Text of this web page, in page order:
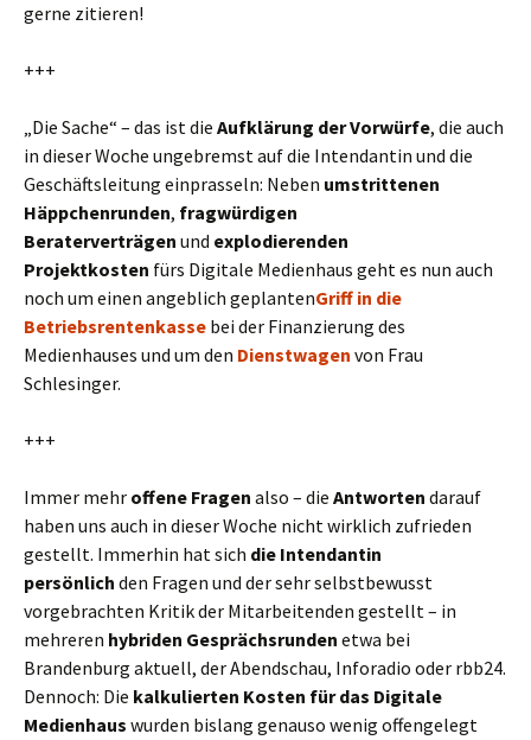
gerne zitieren!
+++
„Die Sache“ – das ist die Aufklärung der Vorwürfe, die auch
in dieser Woche ungebremst auf die Intendantin und die
Geschäftsleitung einprasseln: Neben umstrittenen
Häppchenrunden, fragwürdigen
Beraterverträgen und explodierenden
Projektkosten fürs Digitale Medienhaus geht es nun auch
noch um einen angeblich geplantenGriff in die
Betriebsrentenkasse bei der Finanzierung des
Medienhauses und um den Dienstwagen von Frau
Schlesinger.
+++
Immer mehr offene Fragen also – die Antworten darauf
haben uns auch in dieser Woche nicht wirklich zufrieden
gestellt. Immerhin hat sich die Intendantin
persönlich den Fragen und der sehr selbstbewusst
vorgebrachten Kritik der Mitarbeitenden gestellt – in
mehreren hybriden Gesprächsrunden etwa bei
Brandenburg aktuell, der Abendschau, Inforadio oder rbb24.
Dennoch: Die kalkulierten Kosten für das Digitale
Medienhaus wurden bislang genauso wenig offengelegt